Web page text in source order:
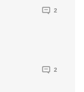
2
2